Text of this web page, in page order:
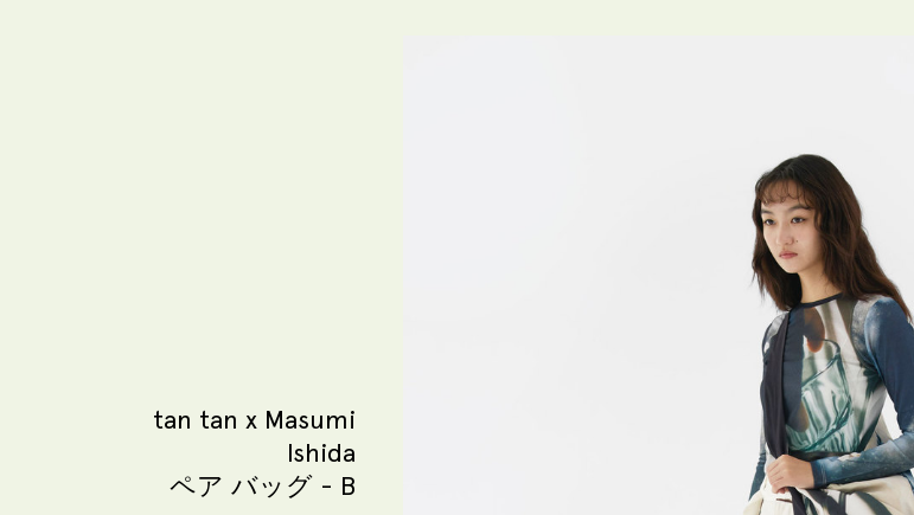
tan tan x Masumi
Ishida
ペア バッグ - B